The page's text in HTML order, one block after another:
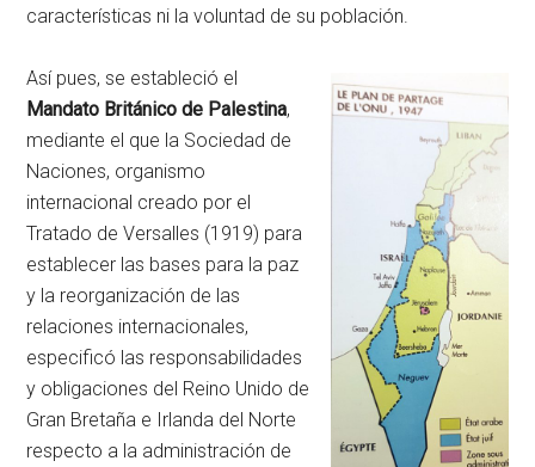
características ni la voluntad de su población.
Así pues, se estableció el
Mandato Británico de Palestina,
mediante el que la Sociedad de
Naciones, organismo
internacional creado por el
Tratado de Versalles (1919) para
establecer las bases para la paz
y la reorganización de las
relaciones internacionales,
especificó las responsabilidades
y obligaciones del Reino Unido de
Gran Bretaña e Irlanda del Norte
respecto a la administración de